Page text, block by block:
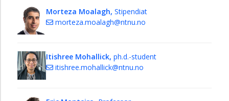
Morteza Moalagh, Stipendiat
morteza.moalagh@ntnu.no
Itishree Mohallick, ph.d.-student
itishree.mohallick@ntnu.no